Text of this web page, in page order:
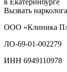
в Екатеринбурге
Вызвать нарколога
ООО «Клиника
ЛО-69-01-002279
ИНН 6949110978